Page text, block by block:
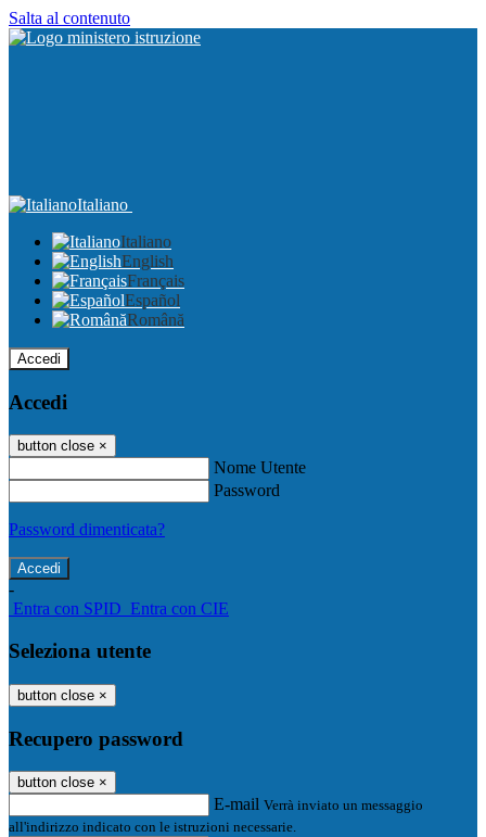
Salta al contenuto
Italiano
Italiano
English
Français
Español
Română
Accedi
Accedi
button close ×
Nome Utente
Password
Password dimenticata?
-
Entra con SPID Entra con CIE
Seleziona utente
button close ×
Recupero password
button close ×
E-mail Verrà inviato un messaggio
all'indirizzo indicato con le istruzioni necessarie.